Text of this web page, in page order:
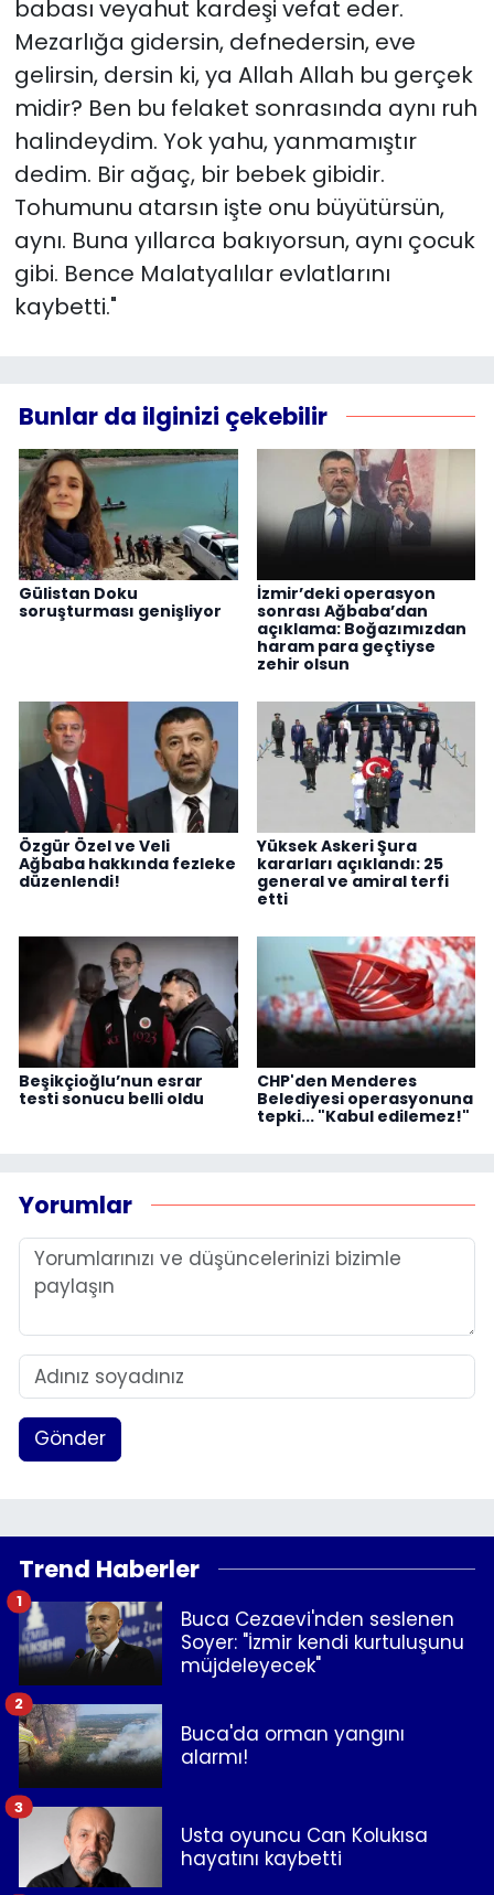
babası veyahut kardeşi vefat eder.
Mezarlığa gidersin, defnedersin, eve
gelirsin, dersin ki, ya Allah Allah bu gerçek
midir? Ben bu felaket sonrasında aynı ruh
halindeydim. Yok yahu, yanmamıştır
dedim. Bir ağaç, bir bebek gibidir.
Tohumunu atarsın işte onu büyütürsün,
aynı. Buna yıllarca bakıyorsun, aynı çocuk
gibi. Bence Malatyalılar evlatlarını
kaybetti."
Bunlar da ilginizi çekebilir
Gülistan Doku
soruşturması genişliyor
İzmir’deki operasyon
sonrası Ağbaba’dan
açıklama: Boğazımızdan
haram para geçtiyse
zehir olsun
Özgür Özel ve Veli
Ağbaba hakkında fezleke
düzenlendi!
Yüksek Askeri Şura
kararları açıklandı: 25
general ve amiral terfi
etti
Beşikçioğlu’nun esrar
testi sonucu belli oldu
CHP'den Menderes
Belediyesi operasyonuna
tepki... "Kabul edilemez!"
Yorumlar
Gönder
Trend Haberler
Buca Cezaevi'nden seslenen
Soyer: "İzmir kendi kurtuluşunu
müjdeleyecek"
1
Buca'da orman yangını
alarmı!
2
Usta oyuncu Can Kolukısa
hayatını kaybetti
3